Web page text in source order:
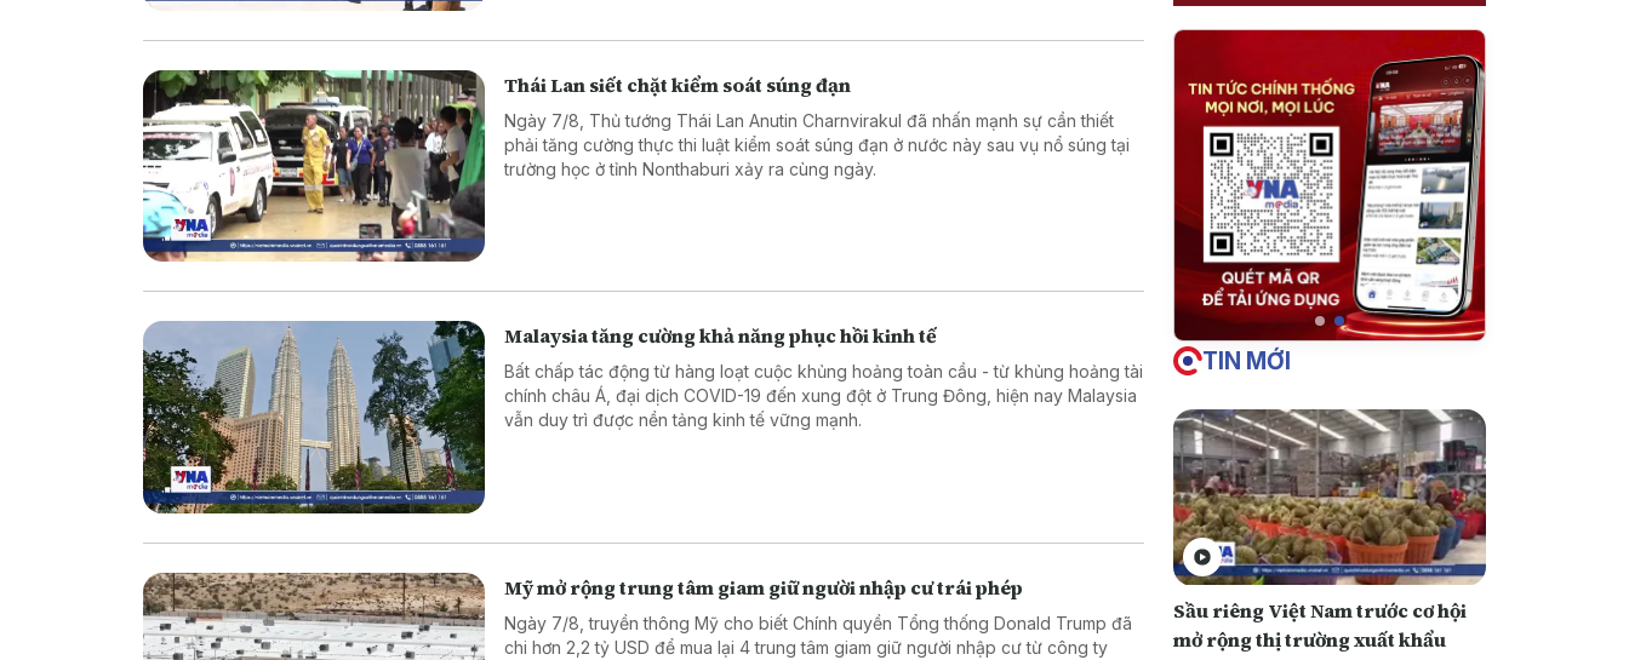
Thái Lan siết chặt kiểm soát súng đạn
Ngày 7/8, Thủ tướng Thái Lan Anutin Charnvirakul đã nhấn mạnh sự cần thiết
phải tăng cường thực thi luật kiểm soát súng đạn ở nước này sau vụ nổ súng tại
trường học ở tỉnh Nonthaburi xảy ra cùng ngày.
Malaysia tăng cường khả năng phục hồi kinh tế
Bất chấp tác động từ hàng loạt cuộc khủng hoảng toàn cầu - từ khủng hoảng tài
chính châu Á, đại dịch COVID-19 đến xung đột ở Trung Đông, hiện nay Malaysia
vẫn duy trì được nền tảng kinh tế vững mạnh.
Mỹ mở rộng trung tâm giam giữ người nhập cư trái phép
Ngày 7/8, truyền thông Mỹ cho biết Chính quyền Tổng thống Donald Trump đã
chi hơn 2,2 tỷ USD để mua lại 4 trung tâm giam giữ người nhập cư từ công ty
TIN MỚI
Sầu riêng Việt Nam trước cơ hội
mở rộng thị trường xuất khẩu